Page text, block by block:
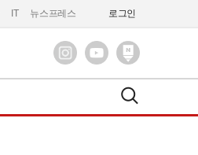
IT 뉴스프레스 로그인